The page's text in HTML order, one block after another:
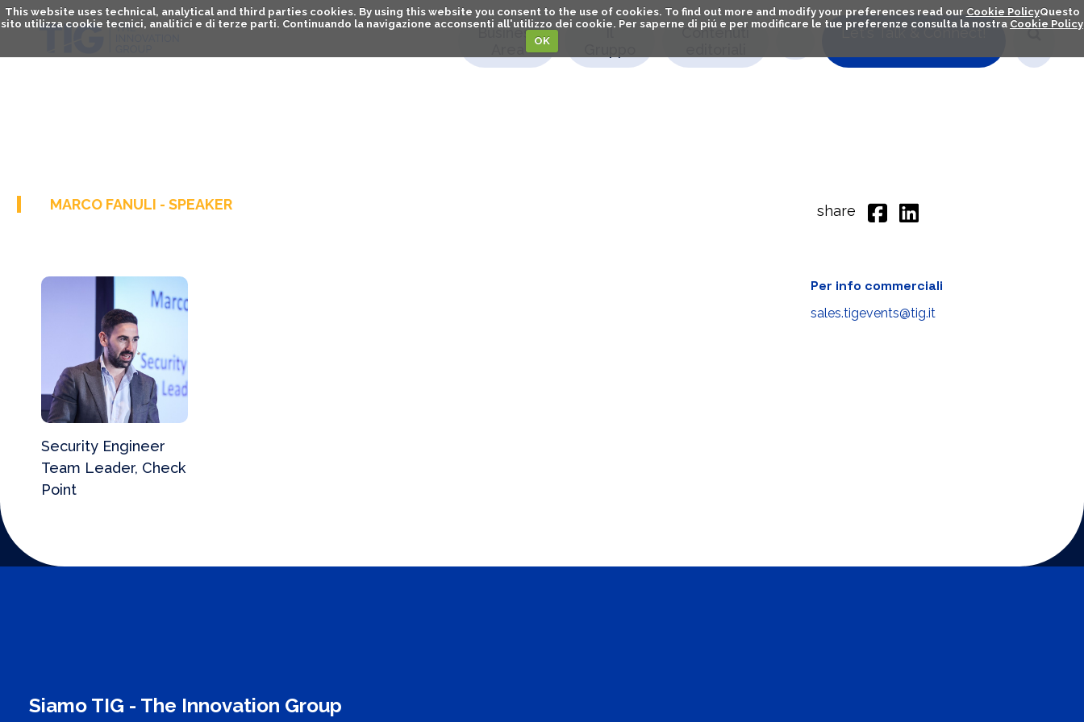
This website uses technical, analytical and third parties cookies. By using this website you consent to the use of cookies. To find out more and modify your preferences read our Cookie PolicyQuesto
sito utilizza cookie tecnici, analitici e di terze parti. Continuando la navigazione acconsenti all'utilizzo dei cookie. Per saperne di piú e per modificare le tue preferenze consulta la nostra Cookie Policy
OK
Let's Talk & Connect!
Business
Il
Contenuti
MARCO FANULI - SPEAKER share
Security Engineer
Team Leader, Check
Point
Per info commerciali
sales.tigevents@tig.it
Siamo TIG - The Innovation Group